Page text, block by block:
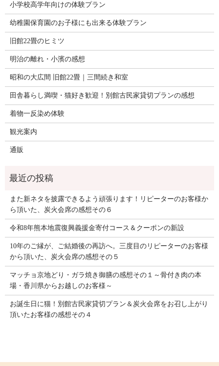
小学校高学年向けの体験プラン
幼稚園保育園のお子様にも出来る体験プラン
旧館22畳のヒミツ
明治の離れ・小濱の感想
昭和の大広間 旧館22畳｜三間続き和室
田舎暮らし満喫・猫好き歓迎！別館古民家貸切プランの感想
着物一反染め体験
観光案内
通販
また新ネタを披露できるよう頑張ります！リピーターのお客様か
ら頂いた、炭火会席の感想その６
令和8年熊本地震復興義援金寄付コース＆クーポンの新設
10年のご縁が、ご結婚後の再訪へ。三度目のリピーターのお客様
から頂いた、炭火会席の感想その５
マッチョ京地どり・ガラ焼き御膳の感想その１～骨付き肉の本
場・香川県からお越しのお客様～
お誕生日に猫！別館古民家貸切プラン＆炭火会席をお召し上がり
頂いたお客様の感想その４